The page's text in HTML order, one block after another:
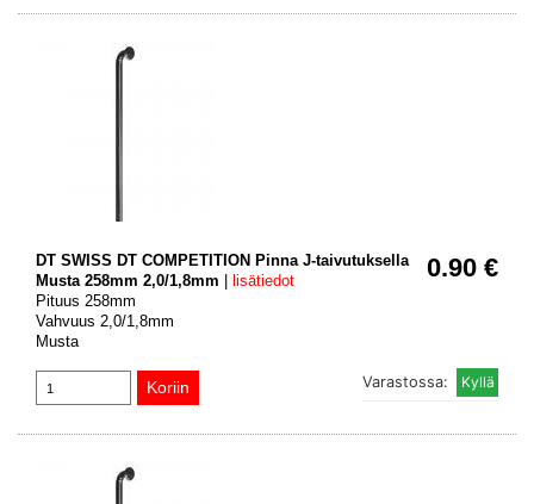
0.90 €
DT SWISS DT COMPETITION Pinna J-taivutuksella
Musta 258mm 2,0/1,8mm
lisätiedot
Pituus 258mm
Vahvuus 2,0/1,8mm
Musta
Varastossa: